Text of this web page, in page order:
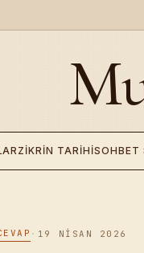
ZIKRIN TARIHISOHBET
· 19 NISAN 2026